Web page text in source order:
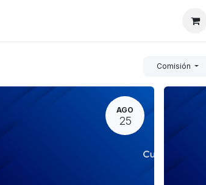
Noticias
Comisión
AGO
25